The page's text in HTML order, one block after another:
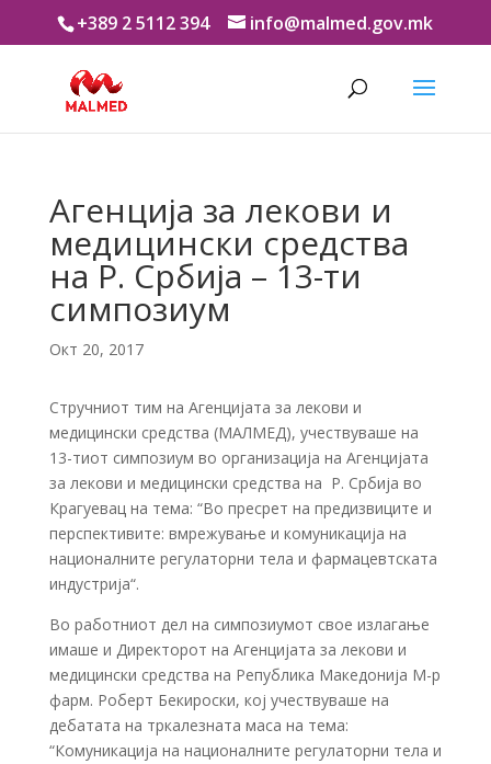
+389 2 5112 394 info@malmed.gov.mk
Агенција за лекови и
медицински средства
на Р. Србија – 13-ти
симпозиум
Окт 20, 2017
Стручниот тим на Агенцијата за лекови и
медицински средства (МАЛМЕД), учествуваше на
13-тиот симпозиум во организација на Агенцијата
за лекови и медицински средства на Р. Србија во
Крагуевац на тема: “Во пресрет на предизвиците и
перспективите: вмрежување и комуникација на
националните регулаторни тела и фармацевтската
индустрија“.
Во работниот дел на симпозиумот свое излагање
имаше и Директорот на Агенцијата за лекови и
медицински средства на Република Македонија М-р
фарм. Роберт Бекироски, кој учествуваше на
дебатата на тркалезната маса на тема:
“Комуникација на националните регулаторни тела и